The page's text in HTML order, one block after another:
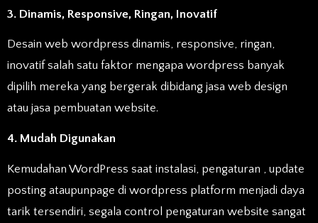
3. Dinamis, Responsive, Ringan, Inovatif
Desain web wordpress dinamis, responsive, ringan,
inovatif salah satu faktor mengapa wordpress banyak
dipilih mereka yang bergerak dibidang jasa web design
atau jasa pembuatan website.
4. Mudah Digunakan
Kemudahan WordPress saat instalasi, pengaturan , update
posting ataupunpage di wordpress platform menjadi daya
tarik tersendiri, segala control pengaturan website sangat